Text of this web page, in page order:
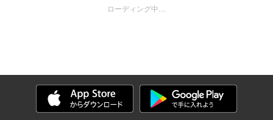
ローディング中…